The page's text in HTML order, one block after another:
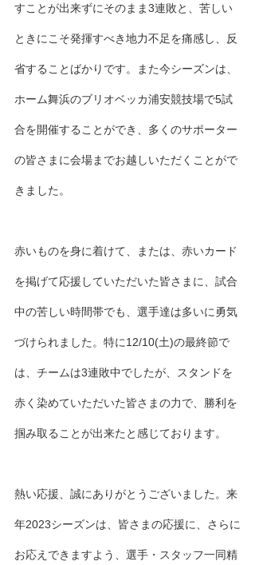
すことが出来ずにそのまま3連敗と、苦しい
ときにこそ発揮すべき地力不足を痛感し、反
省することばかりです。また今シーズンは、
ホーム舞浜のブリオベッカ浦安競技場で5試
合を開催することができ、多くのサポーター
の皆さまに会場までお越しいただくことがで
きました。
赤いものを身に着けて、または、赤いカード
を掲げて応援していただいた皆さまに、試合
中の苦しい時間帯でも、選手達は多いに勇気
づけられました。特に12/10(土)の最終節で
は、チームは3連敗中でしたが、スタンドを
赤く染めていただいた皆さまの力で、勝利を
掴み取ることが出来たと感じております。
熱い応援、誠にありがとうございました。来
年2023シーズンは、皆さまの応援に、さらに
お応えできますよう、選手・スタッフ一同精